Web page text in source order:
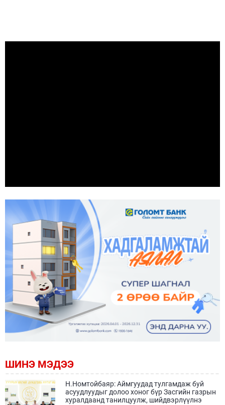
ШИНЭ МЭДЭЭ
Н.Номтойбаяр: Аймгуудад тулгамдаж буй
асуудлуудыг долоо хоног бүр Засгийн газрын
хуралдаанд танилцуулж, шийдвэрлүүлнэ